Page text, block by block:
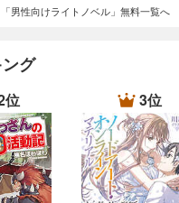
「男性向けライトノベル」無料一覧へ
グ
位 3位